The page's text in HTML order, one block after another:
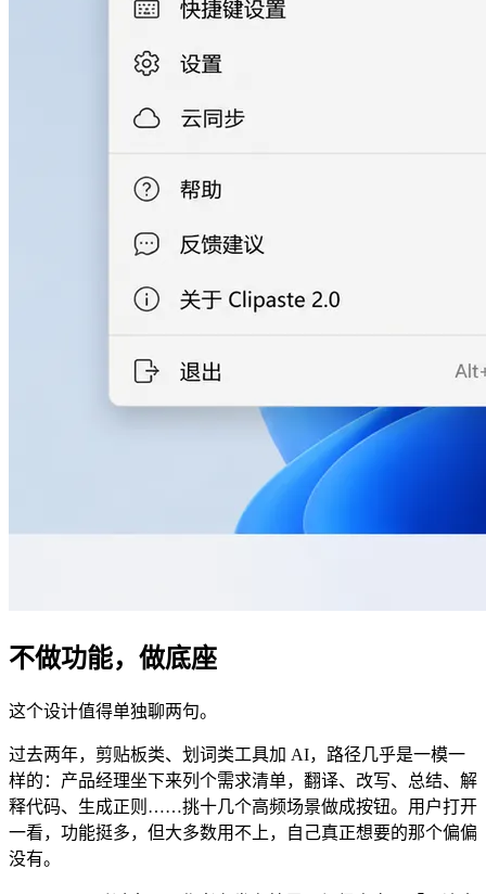
不做功能，做底座
这个设计值得单独聊两句。
过去两年，剪贴板类、划词类工具加 AI，路径几乎是一模一
样的：产品经理坐下来列个需求清单，翻译、改写、总结、解
释代码、生成正则……挑十几个高频场景做成按钮。用户打开
一看，功能挺多，但大多数用不上，自己真正想要的那个偏偏
没有。